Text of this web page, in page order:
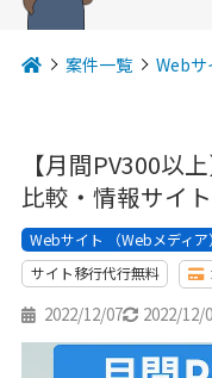
案件一覧 Webサ
【月間PV300以
比較・情報サイト
Webサイト （Webメディア）
サイト移行代行無料
2022/12/07 2022/12/